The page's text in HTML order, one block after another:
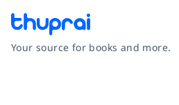
Your source for books and more.